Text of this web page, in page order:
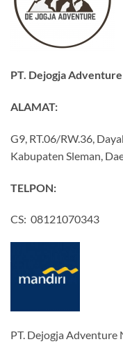
PT. Dejogja
ALAMAT:
G9, RT.06/RW.36,
Kabupaten Sleman,
TELPON:
CS: 08121070343
PT. Dejogja Adventure